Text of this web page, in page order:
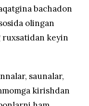
bachadon
olingan
ruxsatidan keyin
saunalar,
kirishdan